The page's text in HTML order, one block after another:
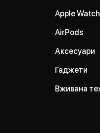
Apple Watch
AirPods
Аксесуари
Гаджети
Вживана